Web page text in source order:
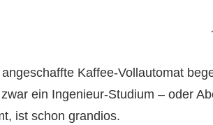
Kaffee-Vollautomat
ein Ingenieur-Studium – oder
ist schon grandios.